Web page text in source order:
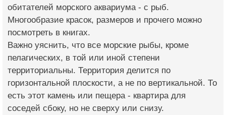
обитателей морского аквариума - с рыб.
Многообразие красок, размеров и прочего можно
посмотреть в книгах.
Важно уяснить, что все морские рыбы, кроме
пелагических, в той или иной степени
территориальны. Территория делится по
горизонтальной плоскости, а не по вертикальной. То
есть этот камень или пещера - квартира для
соседей сбоку, но не сверху или снизу.